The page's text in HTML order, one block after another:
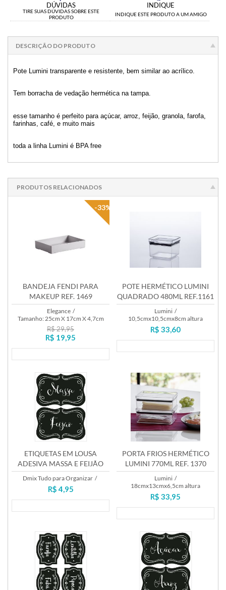
DÚVIDAS
TIRE SUAS DÚVIDAS SOBRE ESTE
PRODUTO
INDIQUE
INDIQUE ESTE PRODUTO A UM AMIGO
DESCRIÇÃO DO PRODUTO
Pote Lumini transparente e resistente, bem similar ao acrílico.
Tem borracha de vedação hermética na tampa.
esse tamanho é perfeito para açúcar, arroz, feijão, granola, farofa,
farinhas, café, e muito mais
toda a linha Lumini é BPA free
PRODUTOS RELACIONADOS
-33%
BANDEJA FENDI PARA
MAKEUP REF. 1469
Elegance /
Tamanho: 25cm X 17cm X 4,7cm
R$ 29,95
R$ 19,95
POTE HERMÉTICO LUMINI
QUADRADO 480ML REF.1161
Lumini /
10,5cmx10,5cmx8cm altura
R$ 33,60
ETIQUETAS EM LOUSA
ADESIVA MASSA E FEIJÃO
Dmix Tudo para Organizar /
R$ 4,95
PORTA FRIOS HERMÉTICO
LUMINI 770ML REF. 1370
Lumini /
18cmx13cmx6,5cm altura
R$ 33,95